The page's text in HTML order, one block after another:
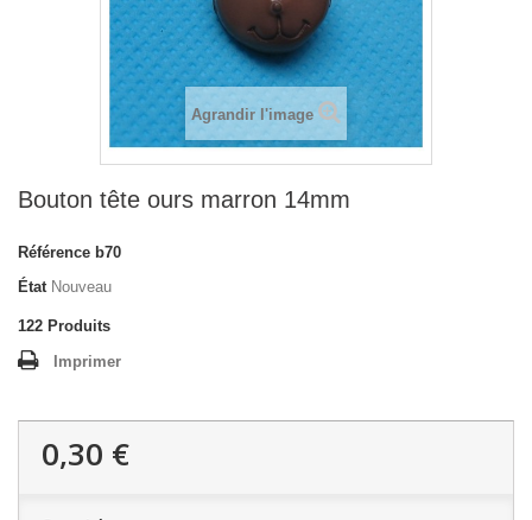
Agrandir l'image
Bouton tête ours marron 14mm
Référence b70
État Nouveau
122 Produits
Imprimer
0,30 €